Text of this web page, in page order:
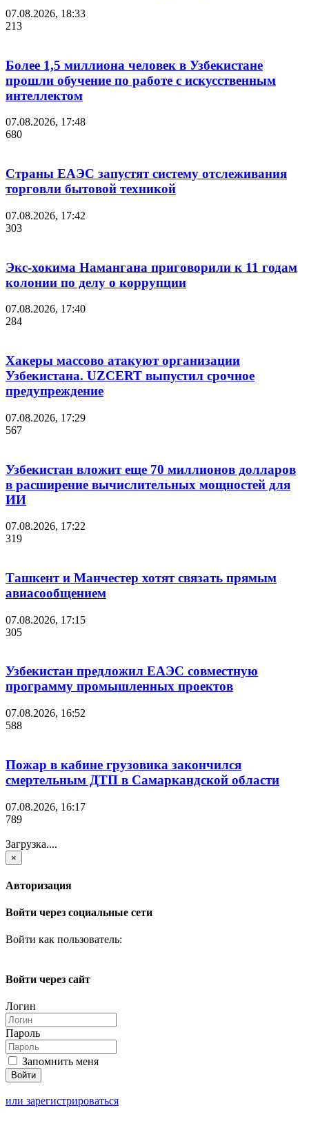
07.08.2026, 18:33
213
Более 1,5 миллиона человек в Узбекистане
прошли обучение по работе с искусственным
интеллектом
07.08.2026, 17:48
680
Страны ЕАЭС запустят систему отслеживания
торговли бытовой техникой
07.08.2026, 17:42
303
Экс-хокима Намангана приговорили к 11 годам
колонии по делу о коррупции
07.08.2026, 17:40
284
Хакеры массово атакуют организации
Узбекистана. UZCERT выпустил срочное
предупреждение
07.08.2026, 17:29
567
Узбекистан вложит еще 70 миллионов долларов
в расширение вычислительных мощностей для
ИИ
07.08.2026, 17:22
319
Ташкент и Манчестер хотят связать прямым
авиасообщением
07.08.2026, 17:15
305
Узбекистан предложил ЕАЭС совместную
программу промышленных проектов
07.08.2026, 16:52
588
Пожар в кабине грузовика закончился
смертельным ДТП в Самаркандской области
07.08.2026, 16:17
789
Загрузка....
×
Авторизация
Войти через социальные сети
Войти как пользователь:
Войти через сайт
Логин
Пароль
Запомнить меня
или зарегистрироваться